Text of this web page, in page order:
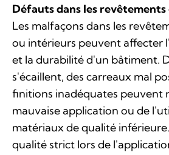
Défauts dans les
Les malfaçons dans les
ou intérieurs peuvent affecter
et la durabilité d'un bâtiment.
s'écaillent, des carreaux mal
finitions inadéquates peuvent
mauvaise application ou de
matériaux de qualité
qualité strict lors de